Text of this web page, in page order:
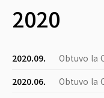
2020
2020.09.
Obtuvo la
2020.06.
Obtuvo la